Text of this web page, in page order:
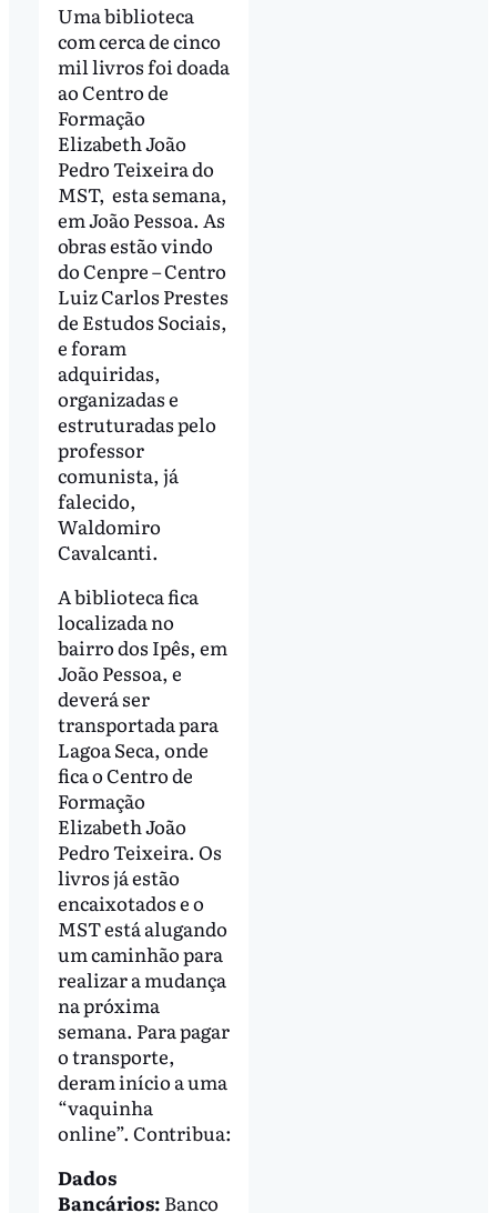
Uma biblioteca
com cerca de cinco
mil livros foi doada
ao Centro de
Formação
Elizabeth João
Pedro Teixeira do
MST, esta semana,
em João Pessoa. As
obras estão vindo
do Cenpre – Centro
Luiz Carlos Prestes
de Estudos Sociais,
e foram
adquiridas,
organizadas e
estruturadas pelo
professor
comunista, já
falecido,
Waldomiro
Cavalcanti.
A biblioteca fica
localizada no
bairro dos Ipês, em
João Pessoa, e
deverá ser
transportada para
Lagoa Seca, onde
fica o Centro de
Formação
Elizabeth João
Pedro Teixeira. Os
livros já estão
encaixotados e o
MST está alugando
um caminhão para
realizar a mudança
na próxima
semana. Para pagar
o transporte,
deram início a uma
“vaquinha
online”. Contribua:
Dados
Bancários: Banco